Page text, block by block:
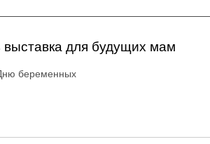
выставка для будущих мам
беременных